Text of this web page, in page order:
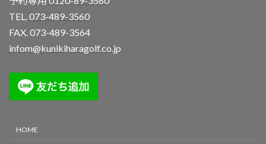
TEL.073-489-3560
FAX. 073-489-3564
infom@kunikiharagolf.co.jp
HOME